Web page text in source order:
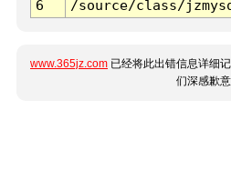
6
/source/class/
www.365jz.com 已经将此出错信息详细
们深感歉